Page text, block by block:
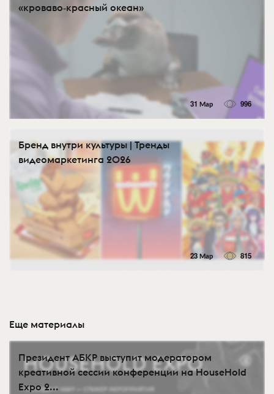
«кроваво‑красный океан»
31 Мар 996
Бренд внутри культуры | Тренды
видеомаркетинга 2026
23 Мар 815
Еще материалы
Президент АБКР выступит модератором
креативной сессии конференции на HouseHold
Expo 2...